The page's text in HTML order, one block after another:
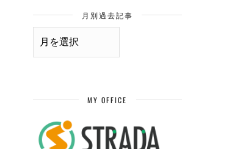
月別過去記事
月
MY OFFICE